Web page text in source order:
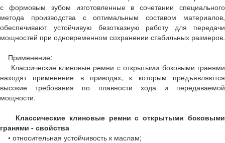
с формовым зубом изготовленные в сочетании специального
метода производства с оптимальным составом материалов,
обеспечивают устойчивую безотказную работу для передачи
мощностей при одновременном сохранении стабильных размеров.
Применение:
Классические клиновые ремни с открытыми боковыми гранями
находят применение в приводах, к которым предъявляются
высокие требования по плавности хода и передаваемой
мощности.
Классические клиновые ремни с открытыми боковыми
гранями - свойства
• относительная устойчивость к маслам;